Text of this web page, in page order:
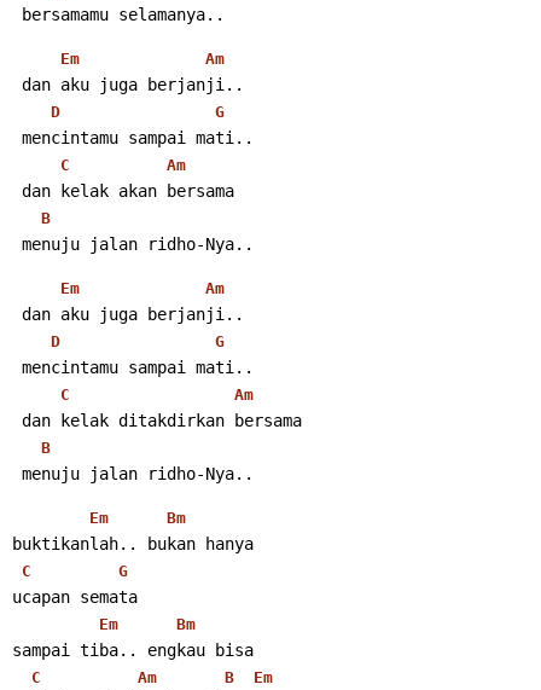
bersamamu selamanya..
Em Am
dan aku juga berjanji..
D G
mencintamu sampai mati..
C Am
dan kelak akan bersama
B
menuju jalan ridho-Nya..
Em Am
dan aku juga berjanji..
D G
mencintamu sampai mati..
C Am
dan kelak ditakdirkan bersama
B
menuju jalan ridho-Nya..
Em Bm
buktikanlah.. bukan hanya
C G
ucapan semata
Em Bm
sampai tiba.. engkau bisa
C Am B Em